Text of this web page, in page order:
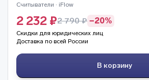
Считыватели · iFlow
2 232 ₽2 790 ₽ −20%
Скидки для юридических лиц
Доставка по всей России
В корзину